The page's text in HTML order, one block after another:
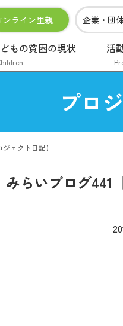
ンライン里親 企業・団
もの貧困の現状 活
プロ
ェクト日記】
みらいブログ441